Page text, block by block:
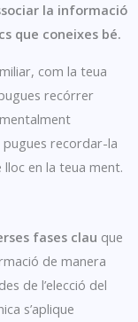
la informació
que coneixes bé.
com la teua
recórrer
pugues recordar-la
en la teua ment.
fases clau que
de manera
de l’elecció del
s’aplique